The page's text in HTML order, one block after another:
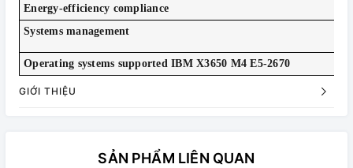
Energy-efficiency compliance
Systems management
Operating systems supported IBM X3650 M4 E5-2670
GIỚI THIỆU
SẢN PHẨM LIÊN QUAN